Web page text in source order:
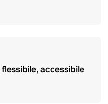
flessibile, accessibile